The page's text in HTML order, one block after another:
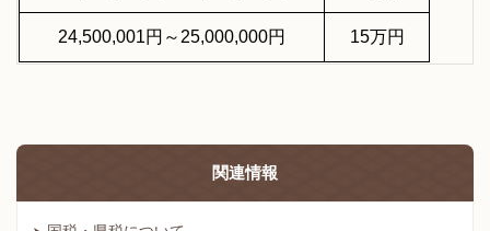
24,500,001円～25,000,000円 15万円
関連情報